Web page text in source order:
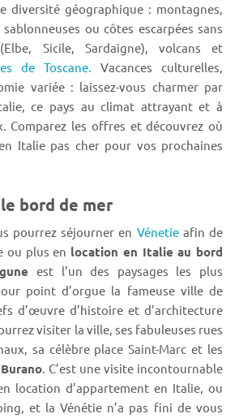
diversité géographique : montagnes,
ou côtes escarpées sans
Sicile, Sardaigne), volcans et
de Toscane. Vacances culturelles,
variée : laissez-vous charmer par
ce pays au climat attrayant et à
Comparez les offres et découvrez où
Italie pas cher pour vos prochaines
bord de mer
pourrez séjourner en Vénetieafin de
ou plus en location en Italie au bord
est l’un des paysages les plus
point d’orgue la fameuse ville de
d’œuvre d’histoire et d’architecture
visiter la ville, ses fabuleuses rues
sa célèbre place Saint-Marc et les
. C’est une visite incontournable
location d’appartement en Italie, ou
et la Vénétie n’a pas fini de vous